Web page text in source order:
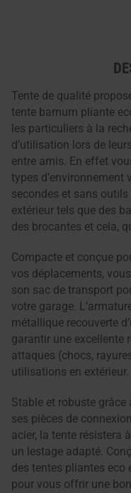
Tente de qualité
tente barnum pliante
les particuliers à la
d’utilisation lors de
entre amis. En effet
types d’environnement
secondes et sans
extérieur tels que des
des brocantes et cela,
Compacte et conçue
vos déplacements,
son sac de transport
votre garage.
métallique recouverte
garantir une excellente
attaques (chocs,
utilisations en extérieur.
Stable et robuste grâce
ses pièces de
acier, la tente résistera
un lestage adapté.
des tentes pliantes eco
pour vous offrir une